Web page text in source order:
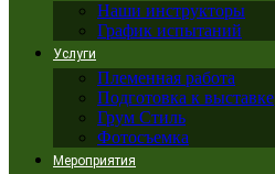
Наши инструкторы
График испытаний
Услуги
Племенная работа
Подготовка к выставке
Грум Стиль
Фотосъемка
Мероприятия